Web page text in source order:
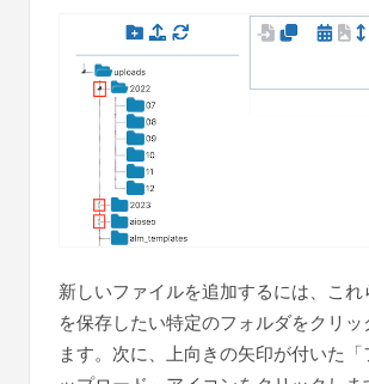
新しいファイルを追加するには、これ
を保存したい特定のフォルダをクリッ
ます。次に、上向きの矢印が付いた